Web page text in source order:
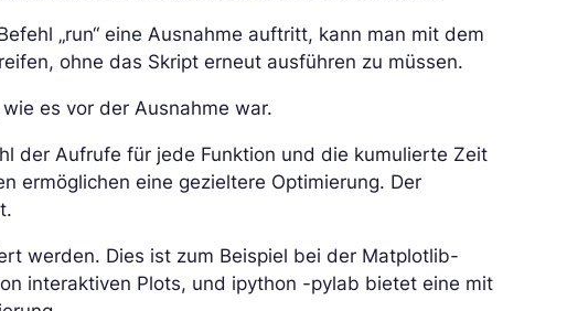
„run“ eine Ausnahme auftritt, kann man mit dem
ohne das Skript erneut ausführen zu müssen.
es vor der Ausnahme war.
der Aufrufe für jede Funktion und die kumulierte Zeit
ermöglichen eine gezieltere Optimierung. Der
werden. Dies ist zum Beispiel bei der Matplotlib-
interaktiven Plots, und ipython -pylab bietet eine mit